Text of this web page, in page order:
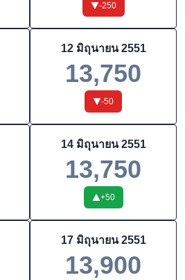
-250
12 มิถุนายน 2551
13,750
-50
14 มิถุนายน 2551
13,750
+50
17 มิถุนายน 2551
13,900